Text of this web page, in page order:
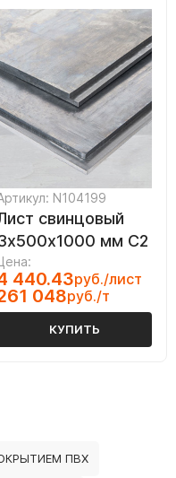
N104199
свинцовый
мм С2
440.43руб./лист
048руб./т
КУПИТЬ
ПВХ